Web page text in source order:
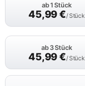
ab 1 Stück
45,99€/ Stück
ab 3 Stück
45,99€/ Stück